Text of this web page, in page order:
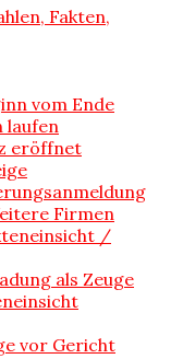
Fakten,
vom Ende
laufen
eröffnet
Firmen
/
als Zeuge
vor Gericht